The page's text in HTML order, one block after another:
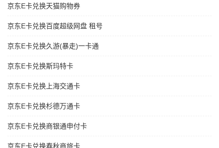
京东E卡兑换天猫购物券
京东E卡兑换百度超级网盘 租号
京东E卡兑换久游(暴走)一卡通
京东E卡兑换斯玛特卡
京东E卡兑换上海交通卡
京东E卡兑换杉德万通卡
京东E卡兑换商银通申付卡
京东E卡兑换春秋商旅卡